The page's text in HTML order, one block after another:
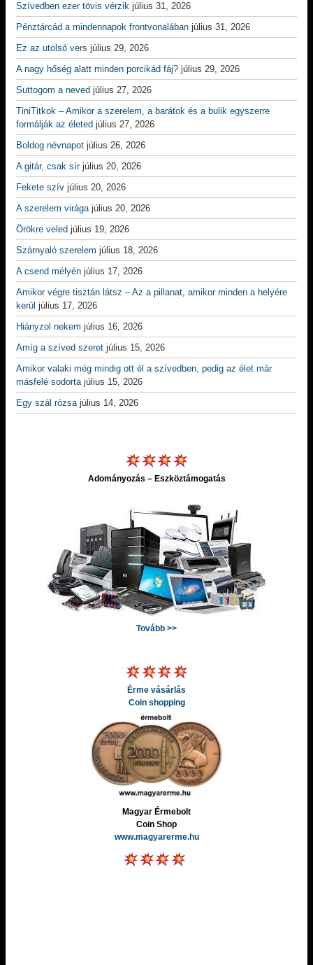
Szívedben ezer tövis vérzik július 31, 2026
Pénztárcád a mindennapok frontvonalában július 31, 2026
Ez az utolsó vers július 29, 2026
A nagy hőség alatt minden porcikád fáj? július 29, 2026
Suttogom a neved július 27, 2026
TiniTitkok – Amikor a szerelem, a barátok és a bulik egyszerre
formálják az életed július 27, 2026
Boldog névnapot július 26, 2026
A gitár, csak sír július 20, 2026
Fekete szív július 20, 2026
A szerelem virága július 20, 2026
Örökre veled július 19, 2026
Szárnyaló szerelem július 18, 2026
A csend mélyén július 17, 2026
Amikor végre tisztán látsz – Az a pillanat, amikor minden a helyére
kerül július 17, 2026
Hiányzol nekem július 16, 2026
Amíg a szíved szeret július 15, 2026
Amikor valaki még mindig ott él a szívedben, pedig az élet már
másfelé sodorta július 15, 2026
Egy szál rózsa július 14, 2026
Adományozás – Eszköztámogatás
Tovább >>
Érme vásárlás
Coin shopping
Magyar Érmebolt
Coin Shop
www.magyarerme.hu